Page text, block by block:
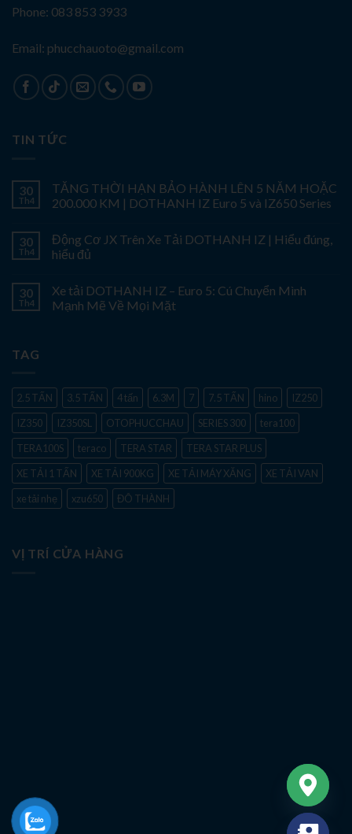
Phone: 083 853 3933
Email: phucchauoto@gmail.com
TIN TỨC
30
Th4
TĂNG THỜI HẠN BẢO HÀNH LÊN 5 NĂM HOẶC
200.000 KM | DOTHANH IZ Euro 5 và IZ650 Series
30
Th4
Động Cơ JX Trên Xe Tải DOTHANH IZ | Hiểu đúng,
hiểu đủ
30
Th4
Xe tải DOTHANH IZ – Euro 5: Cú Chuyển Mình
Mạnh Mẽ Về Mọi Mặt
TAG
2.5 TẤN 3.5 TẤN 4 tấn 6.3M 7 7.5 TẤN hino
IZ250
IZ350
IZ350SL OTOPHUCCHAU SERIES 300
tera100
TERA100S
teraco TERA STAR
TERA STAR PLUS
XE TẢI 1 TẤN
XE TẢI 900KG XE TẢI MÁY XĂNG
XE TẢI VAN
xe tải nhẹ
xzu650 ĐÔ THÀNH
VỊ TRÍ CỬA HÀNG
CHATY